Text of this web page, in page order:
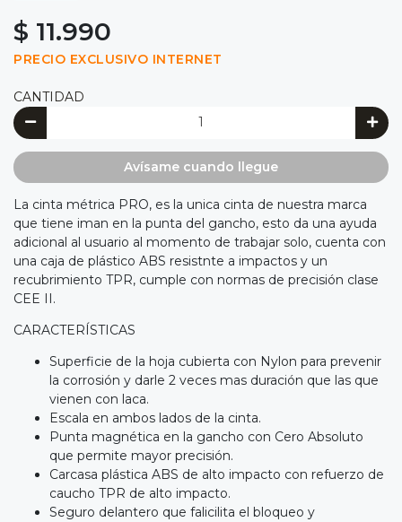
$ 11.990
PRECIO EXCLUSIVO INTERNET
CANTIDAD
Avísame cuando llegue
La cinta métrica PRO, es la unica cinta de nuestra marca
que tiene iman en la punta del gancho, esto da una ayuda
adicional al usuario al momento de trabajar solo, cuenta con
una caja de plástico ABS resistnte a impactos y un
recubrimiento TPR, cumple con normas de precisión clase
CEE II.
CARACTERÍSTICAS
Superficie de la hoja cubierta con Nylon para prevenir
la corrosión y darle 2 veces mas duración que las que
vienen con laca.
Escala en ambos lados de la cinta.
Punta magnética en la gancho con Cero Absoluto
que permite mayor precisión.
Carcasa plástica ABS de alto impacto con refuerzo de
caucho TPR de alto impacto.
Seguro delantero que falicilita el bloqueo y